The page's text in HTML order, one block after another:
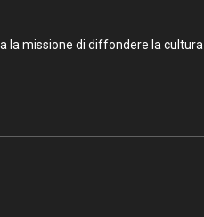
la missione di diffondere la cultura